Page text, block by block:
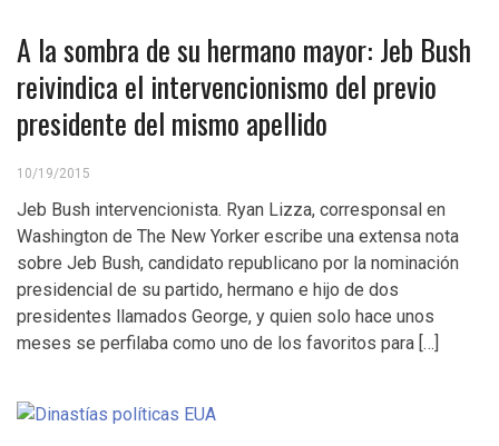
A la sombra de su hermano mayor: Jeb Bush
reivindica el intervencionismo del previo
presidente del mismo apellido
10/19/2015
Jeb Bush intervencionista. Ryan Lizza, corresponsal en
Washington de The New Yorker escribe una extensa nota
sobre Jeb Bush, candidato republicano por la nominación
presidencial de su partido, hermano e hijo de dos
presidentes llamados George, y quien solo hace unos
meses se perfilaba como uno de los favoritos para […]